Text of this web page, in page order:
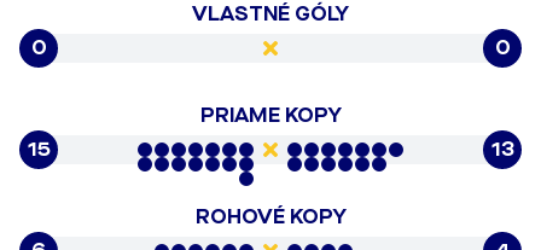
VLASTNÉ GÓLY
0
0
PRIAME KOPY
15
13
ROHOVÉ KOPY